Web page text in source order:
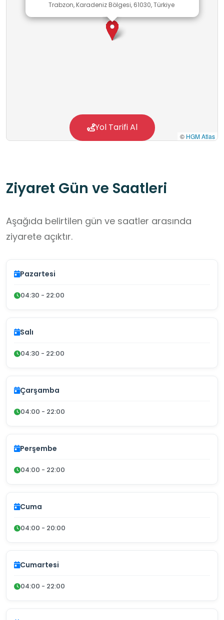
Trabzon, Karadeniz Bölgesi, 61030, Türkiye
© HGM Atlas
Yol Tarifi Al
Ziyaret Gün ve Saatleri
Aşağıda belirtilen gün ve saatler arasında
ziyarete açıktır.
Pazartesi
04:30 - 22:00
Salı
04:30 - 22:00
Çarşamba
04:00 - 22:00
Perşembe
04:00 - 22:00
Cuma
04:00 - 20:00
Cumartesi
04:00 - 22:00